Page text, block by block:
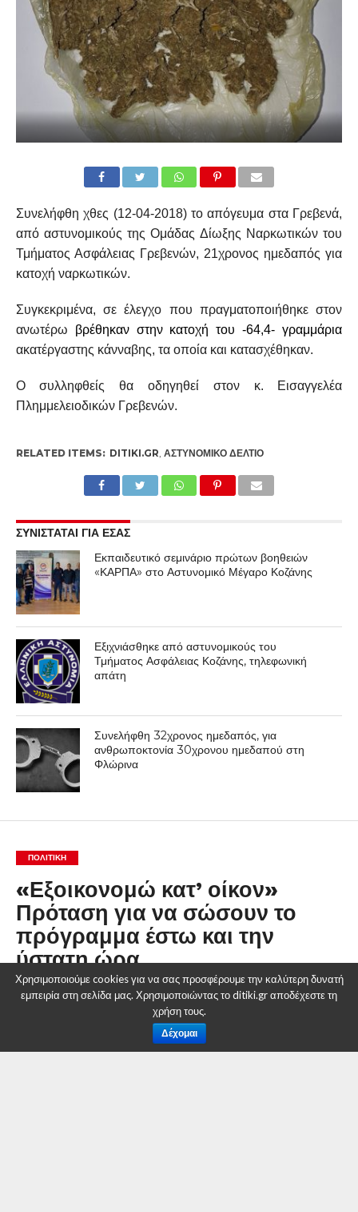
Συνελήφθη χθες (12-04-2018) το απόγευμα στα Γρεβενά,
από αστυνομικούς της Ομάδας Δίωξης Ναρκωτικών του
Τμήματος Ασφάλειας Γρεβενών, 21χρονος ημεδαπός για
κατοχή ναρκωτικών.
Συγκεκριμένα, σε έλεγχο που πραγματοποιήθηκε στον
ανωτέρω βρέθηκαν στην κατοχή του -64,4- γραμμάρια
ακατέργαστης κάνναβης, τα οποία και κατασχέθηκαν.
Ο συλληφθείς θα οδηγηθεί στον κ. Εισαγγελέα
Πλημμελειοδικών Γρεβενών.
RELATED ITEMS: DITIKI.GR ΑΣΤΥΝΟΜΙΚΌ ΔΕΛΤΊΟ
ΣΥΝΙΣΤΑΤΑΙ ΓΙΑ ΕΣΑΣ
Εκπαιδευτικό σεμινάριο πρώτων βοηθειών
«ΚΑΡΠΑ» στο Αστυνομικό Μέγαρο Κοζάνης
Εξιχνιάσθηκε από αστυνομικούς του
Τμήματος Ασφάλειας Κοζάνης, τηλεφωνική
απάτη
Συνελήφθη 32χρονος ημεδαπός, για
ανθρωποκτονία 30χρονου ημεδαπού στη
Φλώρινα
ΠΟΛΙΤΙΚΉ
«Εξοικονομώ κατ’ οίκον»
Πρόταση για να σώσουν το
πρόγραμμα έστω και την
ύστατη ώρα.
ByΔυτική Μακεδονία
12 Απριλίου 2018
Χρησιμοποιούμε cookies για να σας προσφέρουμε την καλύτερη δυνατή
εμπειρία στη σελίδα μας. Χρησιμοποιώντας το ditiki.gr αποδέχεστε τη
χρήση τους.
Δέχομαι